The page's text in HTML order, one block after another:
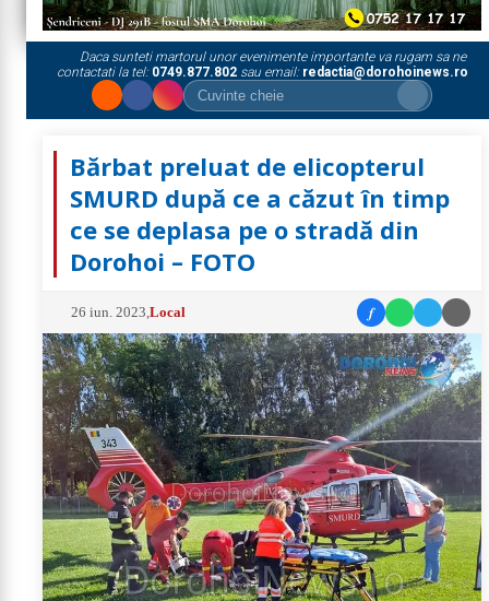
Daca sunteti martorul unor evenimente importante va rugam sa ne
contactati la tel: 0749.877.802sau email: redactia@dorohoinews.ro
Bărbat preluat de elicopterul
SMURD după ce a căzut în timp
ce se deplasa pe o stradă din
Dorohoi – FOTO
26 iun. 2023 ,Local f